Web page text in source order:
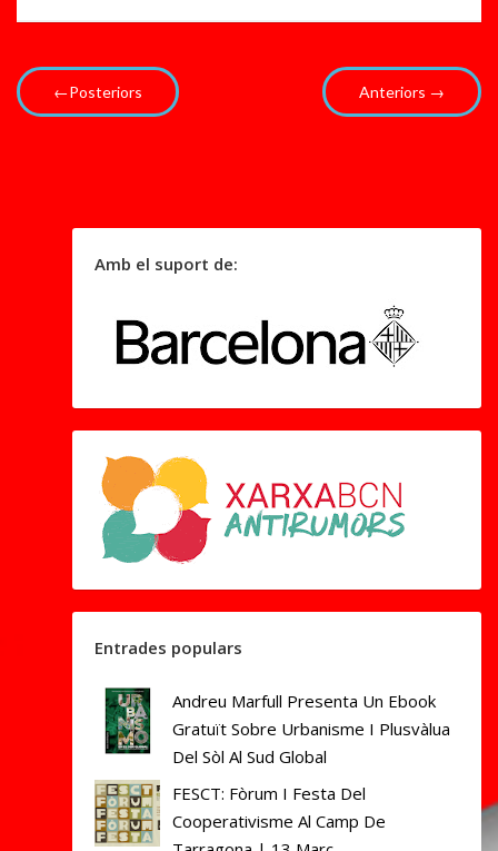
←Posteriors Anteriors →
Amb el suport de:
Entrades populars
Andreu Marfull Presenta Un Ebook
Gratuït Sobre Urbanisme I Plusvàlua
Del Sòl Al Sud Global
FESCT: Fòrum I Festa Del
Cooperativisme Al Camp De